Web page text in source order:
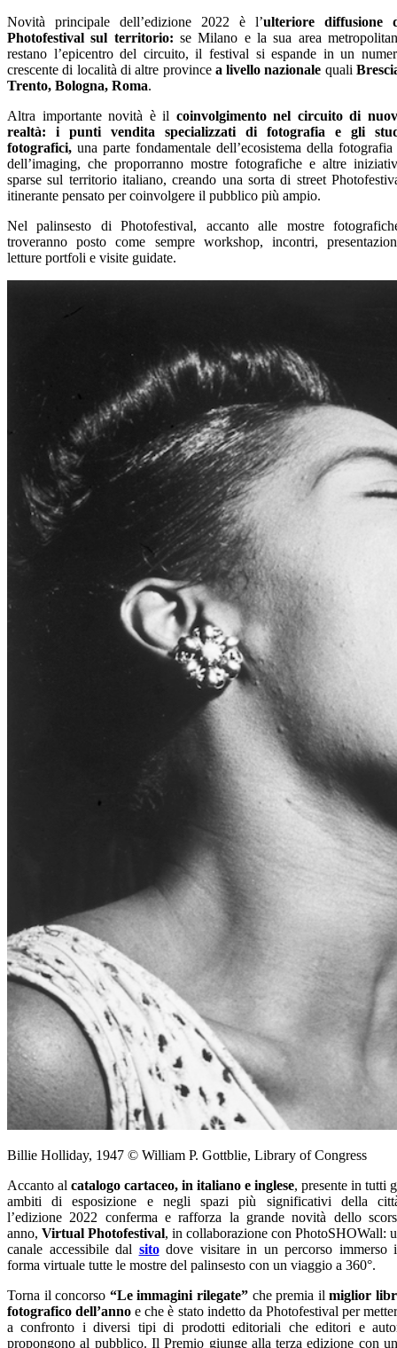
Novità principale dell’edizione 2022 è l’ulteriore diffusione
Photofestival sul territorio: se Milano e la sua area
restano l’epicentro del circuito, il festival si espande in un
crescente di località di altre province a livello nazionale quali
Trento, Bologna, Roma.
Altra importante novità è il coinvolgimento nel circuito di
realtà: i punti vendita specializzati di fotografia e gli
fotografici, una parte fondamentale dell’ecosistema della fotografia
dell’imaging, che proporranno mostre fotografiche e altre
sparse sul territorio italiano, creando una sorta di street
itinerante pensato per coinvolgere il pubblico più ampio.
Nel palinsesto di Photofestival, accanto alle mostre
troveranno posto come sempre workshop, incontri,
letture portfoli e visite guidate.
Billie Holliday, 1947 © William P. Gottblie, Library of Congress
Accanto al catalogo cartaceo, in italiano e inglese, presente in tutti
ambiti di esposizione e negli spazi più significativi della
l’edizione 2022 conferma e rafforza la grande novità dello
anno, Virtual Photofestival, in collaborazione con PhotoSHOWall:
canale accessibile dal sitodove visitare in un percorso immerso
forma virtuale tutte le mostre del palinsesto con un viaggio a 360°.
Torna il concorso “Le immagini rilegate” che premia il miglior
fotografico dell’annoe che è stato indetto da Photofestival per
a confronto i diversi tipi di prodotti editoriali che editori e
propongono al pubblico. Il Premio giunge alla terza edizione con